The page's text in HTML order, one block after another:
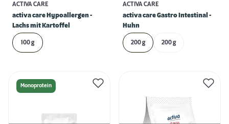
ACTIVA CARE
activa care Hypoallergen -
Lachs mit Kartoffel
100 g
ACTIVA CARE
activa care Gastro Intestinal -
Huhn
200 g 200 g
Monoprotein